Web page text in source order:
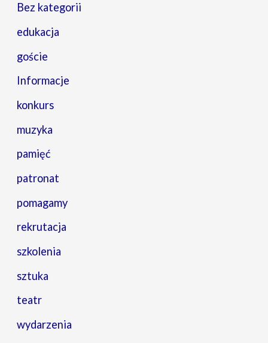
Bez kategorii
edukacja
goście
Informacje
konkurs
muzyka
pamięć
patronat
pomagamy
rekrutacja
szkolenia
sztuka
teatr
wydarzenia